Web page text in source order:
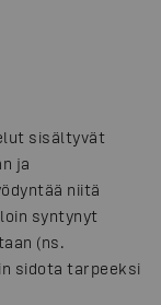
sisältyvät
ja
niitä
syntynyt
(ns.
sidota tarpeeksi